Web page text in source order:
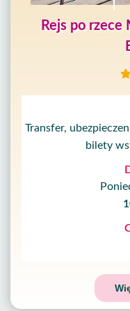
Rejs po rzece
Transfer,
bilety